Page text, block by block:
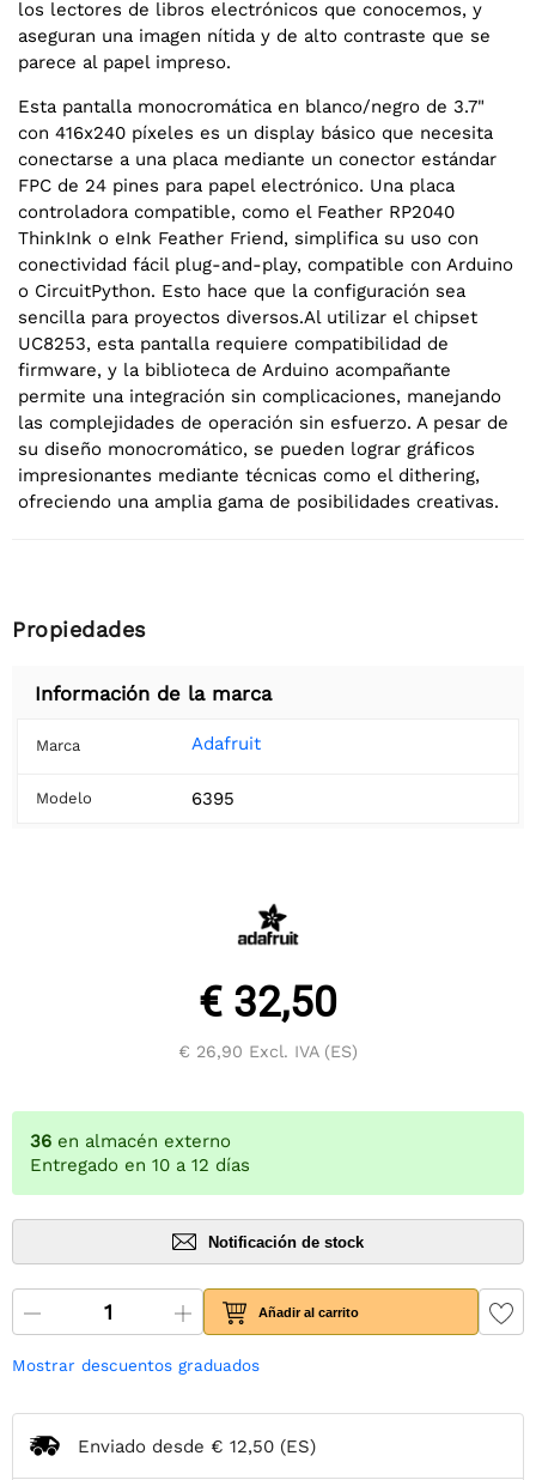
los lectores de libros electrónicos que conocemos, y
aseguran una imagen nítida y de alto contraste que se
parece al papel impreso.
Esta pantalla monocromática en blanco/negro de 3.7"
con 416x240 píxeles es un display básico que necesita
conectarse a una placa mediante un conector estándar
FPC de 24 pines para papel electrónico. Una placa
controladora compatible, como el Feather RP2040
ThinkInk o eInk Feather Friend, simplifica su uso con
conectividad fácil plug-and-play, compatible con Arduino
o CircuitPython. Esto hace que la configuración sea
sencilla para proyectos diversos.Al utilizar el chipset
UC8253, esta pantalla requiere compatibilidad de
firmware, y la biblioteca de Arduino acompañante
permite una integración sin complicaciones, manejando
las complejidades de operación sin esfuerzo. A pesar de
su diseño monocromático, se pueden lograr gráficos
impresionantes mediante técnicas como el dithering,
ofreciendo una amplia gama de posibilidades creativas.
Propiedades
Información de la marca
Marca Adafruit
Modelo 6395
€ 32,50
€ 26,90 Excl. IVA (ES)
36 en almacén externo
Entregado en 10 a 12 días
Notificación de stock
Añadir al carrito
Mostrar descuentos graduados
Enviado desde € 12,50 (ES)